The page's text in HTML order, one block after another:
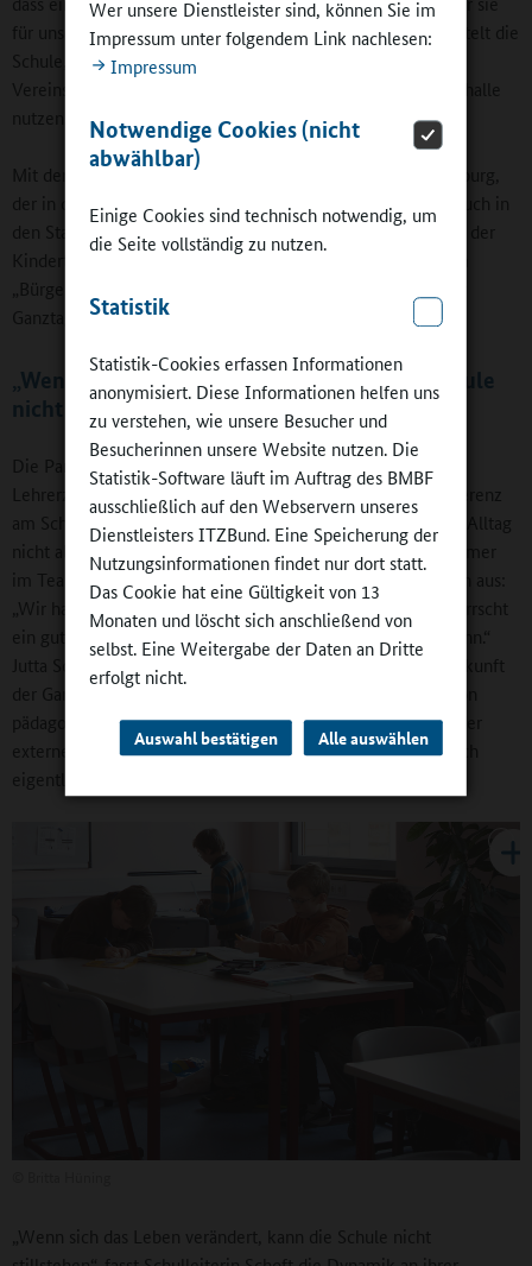
Wer unsere Dienstleister sind, können Sie im
Impressum unter folgendem Link nachlesen:
Impressum
Notwendige Cookies (nicht
abwählbar)
Einige Cookies sind technisch notwendig, um
die Seite vollständig zu nutzen.
Statistik
Statistik-Cookies erfassen Informationen
anonymisiert. Diese Informationen helfen uns
zu verstehen, wie unsere Besucher und
Besucherinnen unsere Website nutzen. Die
Statistik-Software läuft im Auftrag des BMBF
ausschließlich auf den Webservern unseres
Dienstleisters ITZBund. Eine Speicherung der
Nutzungsinformationen findet nur dort statt.
Das Cookie hat eine Gültigkeit von 13
Monaten und löscht sich anschließend von
selbst. Eine Weitergabe der Daten an Dritte
erfolgt nicht.
Auswahl bestätigen Alle auswählen
für unsere Angebote gewonnen.“ Den Sportvereinen vermittelt die
Schule, dass ein Engagement eine gute Werbung für den
Vereinssport ist. Im Gegenzug können die Vereine die Turnhalle
nutzen.
Mit der Leseinsel, einem Ableger der Stadtbibliothek Augsburg,
der in der Schule untergebracht ist, öffnet sich die Schule auch in
den Stadtteil hinein. Die AWO Augsburg bietet als Trägerin der
Kindertagesstätte und des Hortes mit dem Stadtteilzentrum
„Bürgerhaus Pfersee“ in allen Schulferien für die Kinder der
Ganztagsklassen eine Ferienbetreuung an.
„Wenn sich das Leben verändert, kann die Schule
nicht stillstehen“
Die Partner werden in die Schule integriert. Sie dürfen ins
Lehrerzimmer, sind bei Ausflügen dabei und zur Schulkonferenz
am Schuljahresbeginn eingeladen. Und sie werden auch im Alltag
nicht alleine gelassen: Eine externe AG-Leitung arbeitet immer
im Team mit einer Lehrerin. Diese Bemühungen zahlen sich aus:
„Wir haben noch nie einen externen Partner verloren. Es herrscht
ein gutes Klima, und jeder weiß, an wen er sich wenden kann.“
Jutta Schoft sieht allerdings auch Handlungsbedarf: „Die Zukunft
der Ganztagsgrundschule kann nicht sein, dass die Arbeit von
pädagogischen Autodidakten geleistet wird. Die Schulung der
externen Partner, die wir derzeit selbst übernehmen, ist doch
eigentlich eine übergreifende staatliche Aufgabe.“
„Wenn sich das Leben verändert, kann die Schule nicht